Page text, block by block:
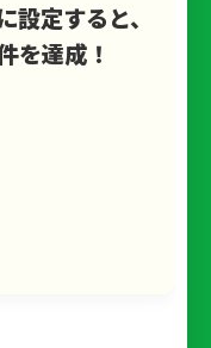
定すると、
を達成！